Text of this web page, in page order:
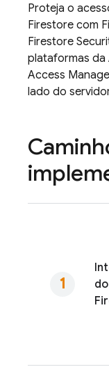
Proteja o
Firestore com
Firestore
plataformas da
Access
lado do
do